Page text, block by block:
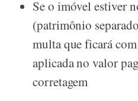
Se o imóvel estiver
(patrimônio
multa que ficará
aplicada no valor
corretagem